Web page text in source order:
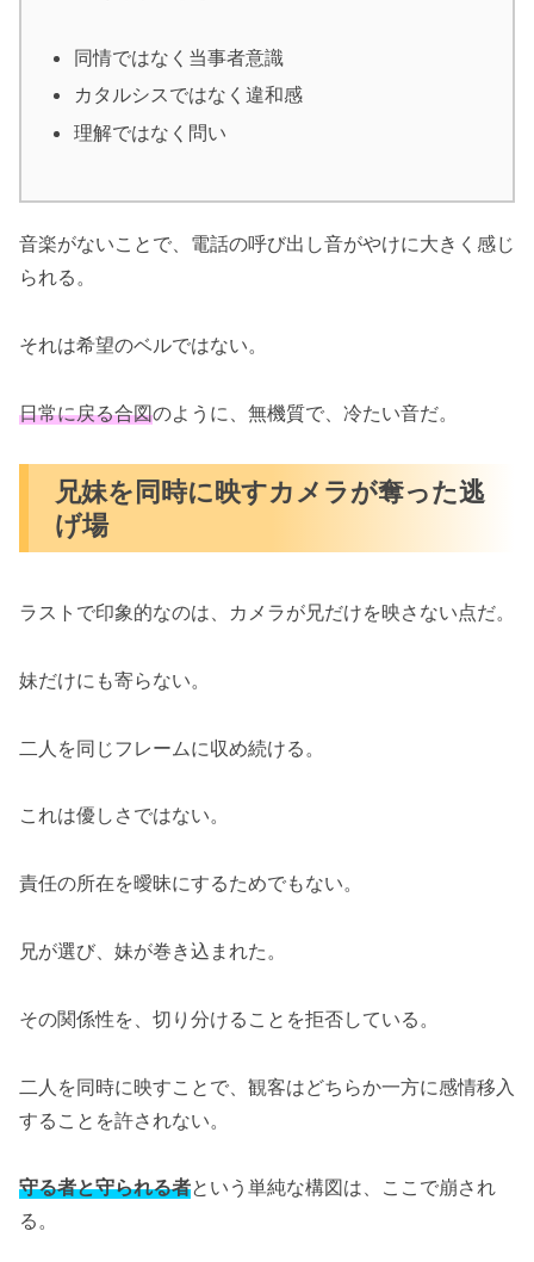
同情ではなく当事者意識
カタルシスではなく違和感
理解ではなく問い
音楽がないことで、電話の呼び出し音がやけに大きく感じ
られる。
それは希望のベルではない。
日常に戻る合図のように、無機質で、冷たい音だ。
兄妹を同時に映すカメラが奪った逃
げ場
ラストで印象的なのは、カメラが兄だけを映さない点だ。
妹だけにも寄らない。
二人を同じフレームに収め続ける。
これは優しさではない。
責任の所在を曖昧にするためでもない。
兄が選び、妹が巻き込まれた。
その関係性を、切り分けることを拒否している。
二人を同時に映すことで、観客はどちらか一方に感情移入
することを許されない。
守る者と守られる者という単純な構図は、ここで崩され
る。